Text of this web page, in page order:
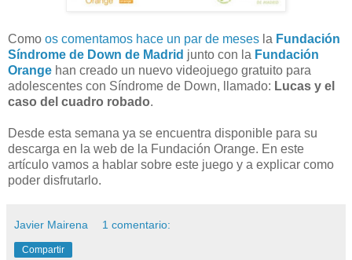
Como os comentamos hace un par de meses la Fundación
Síndrome de Down de Madrid junto con la Fundación
Orange han creado un nuevo videojuego gratuito para
adolescentes con Síndrome de Down, llamado: Lucas y el
caso del cuadro robado.
Desde esta semana ya se encuentra disponible para su
descarga en la web de la Fundación Orange. En este
artículo vamos a hablar sobre este juego y a explicar como
poder disfrutarlo.
Javier Mairena 1 comentario:
Compartir